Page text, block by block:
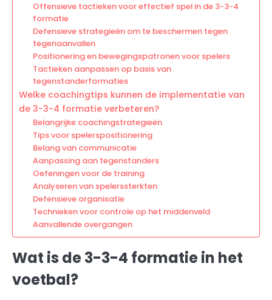
Offensieve tactieken voor effectief spel in de 3-3-4
formatie
Defensieve strategieën om te beschermen tegen
tegenaanvallen
Positionering en bewegingspatronen voor spelers
Tactieken aanpassen op basis van
tegenstanderformaties
Welke coachingtips kunnen de implementatie van
de 3-3-4 formatie verbeteren?
Belangrijke coachingstrategieën
Tips voor spelerspositionering
Belang van communicatie
Aanpassing aan tegenstanders
Oefeningen voor de training
Analyseren van spelerssterkten
Defensieve organisatie
Technieken voor controle op het middenveld
Aanvallende overgangen
Wat is de 3-3-4 formatie in het
voetbal?